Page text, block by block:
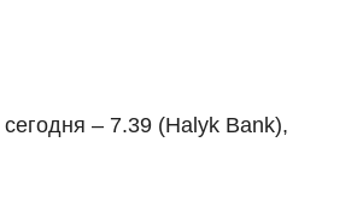
– 7.39 (Halyk Bank),